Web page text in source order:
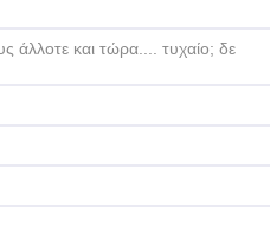
άλλοτε και τώρα.... τυχαίο; δε